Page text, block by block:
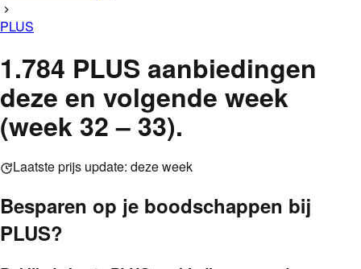
PLUS
1.784 PLUS aanbiedingen
deze en volgende week
(week 32 – 33).
Laatste prijs update: deze week
Besparen op je boodschappen bij
PLUS?